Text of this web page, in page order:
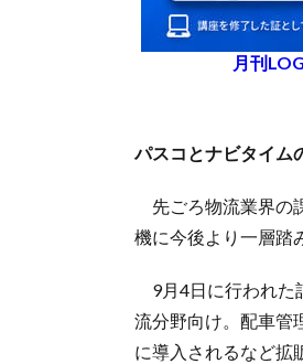
月刊
パスコとナビタイム
先ごろ物流業界の
機に今後より一層踏
9月4日に行われた
流分野向け。配車管
に導入されるなど拡